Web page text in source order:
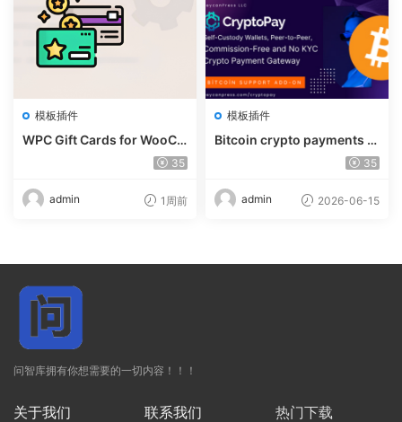
模板插件
WPC Gift Cards for WooCo
mmerce (Premium) v1.0.235
admin 1周前
模板插件
Bitcoin crypto payments s
upport for CryptoPay v1.4.
35
admin 2026-06-15
问智库拥有你想需要的一切内容！！！
关于我们 联系我们 热门下载